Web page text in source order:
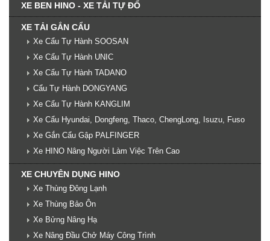
XE BEN HINO - XE TẢI TỰ ĐỔ
XE TẢI GẮN CẨU
Xe Cẩu Tự Hành SOOSAN
Xe Cẩu Tự Hành UNIC
Xe Cẩu Tự Hành TADANO
Cẩu Tự Hành DONGYANG
Xe Cẩu Tự Hành KANGLIM
Xe Cẩu Hyundai, Dongfeng, Thaco, ChengLong, Isuzu, Fuso
Xe Gắn Cẩu Gập PALFINGER
Xe HINO Nâng Người Làm Việc Trên Cao
XE CHUYÊN DỤNG HINO
Xe Thùng Đông Lạnh
Xe Thùng Bảo Ôn
Xe Bửng Nâng Hạ
Xe Nâng Đầu Chở Máy Công Trình